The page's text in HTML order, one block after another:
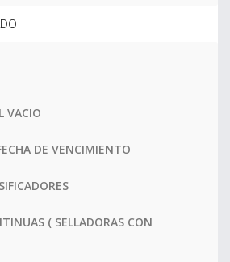
VACIO
DE VENCIMIENTO
( SELLADORAS CON